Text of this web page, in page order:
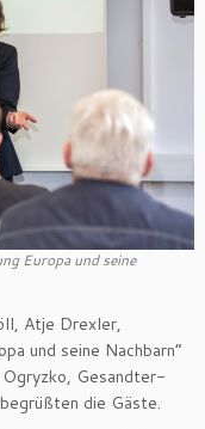
Europa und seine
Atje Drexler,
und seine Nachbarn“
Gesandter-
die Gäste.